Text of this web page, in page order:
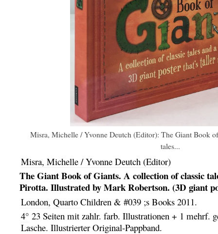
Misra, Michelle / Yvonne Deutch (Editor): The Giant Book
tales...
Misra, Michelle / Yvonne Deutch (Editor)
The Giant Book of Giants. A collection of classic
Pirotta. Illustrated by Mark Robertson. (3D giant
London, Quarto Children & #039 ;s Books 2011.
4° 23 Seiten mit zahlr. farb. Illustrationen + 1 mehrf.
Lasche. Illustrierter Original-Pappband.